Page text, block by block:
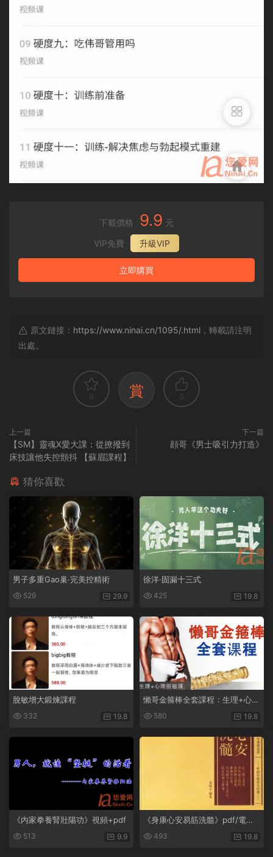
下載價格 9.9 元
VIP免費
升級VIP
立即購買
原文鏈接： https://www.ninai.cn/1095/.html ，轉載請注明
出處。
0 賞 0
上一篇
【SM】靈魂X愛大課：從撩撥到
床技讓他失控顫抖 【蘇眉課程】
下一篇
顔哥《男士吸引力打造》
猜你喜歡
男子多重Gao巢·完美控精術
529 29.9
徐洋·固漏十三式
425 19.8
脫敏增大鍛煉課程
332 19.8
懶哥金箍棒全套課程：生理+心理
脫敏課
580 19.8
《内家拳養腎壯陽功》視頻+pdf
513 9.9
《身康心安易筋洗髓》pdf/電子
版 493 19.8